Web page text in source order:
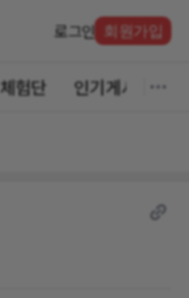
로그인 회원가입
체험단 인기게시글